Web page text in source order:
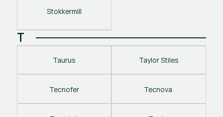
Stokkermill
T
Taurus Taylor Stiles
Tecnofer Tecnova